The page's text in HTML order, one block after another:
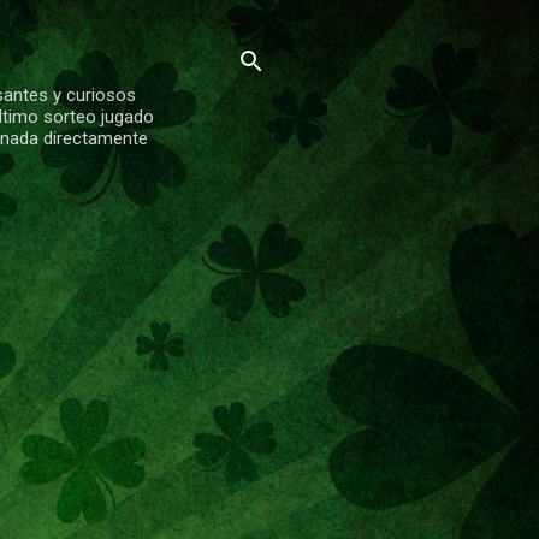
y curiosos
sorteo jugado
directamente